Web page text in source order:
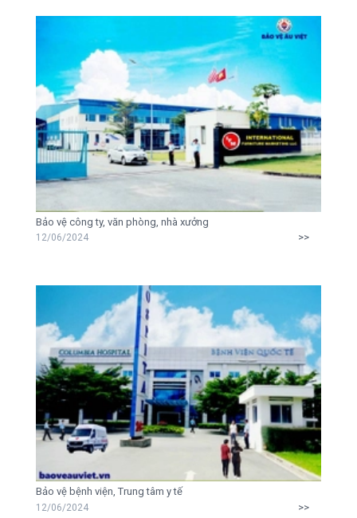
Bảo vệ công ty, văn phòng, nhà xưởng
12/06/2024 >>
Bảo vệ bệnh viện, Trung tâm y tế
12/06/2024 >>